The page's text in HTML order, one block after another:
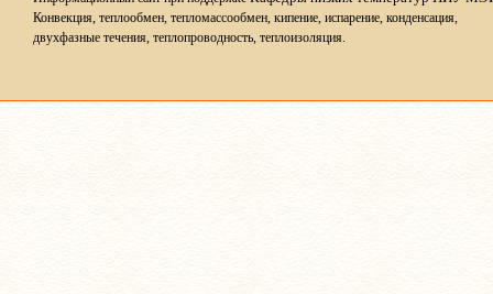
Конвекция, теплообмен, тепломассообмен, кипение, испарение, конденсация,
двухфазные течения, теплопроводность, теплоизоляция.